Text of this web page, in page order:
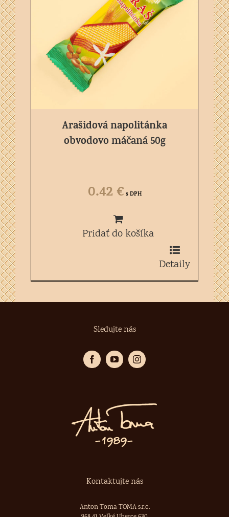
Arašidová napolitánka
obvodovo máčaná 50g
0.42 € s DPH
Pridať do košíka
Detaily
Sledujte nás
Kontaktujte nás
Anton Toma TOMA s.r.o.